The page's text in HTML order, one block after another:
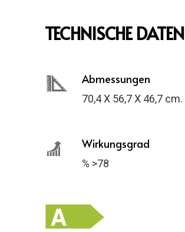
TECHNISCHE DATEN
Abmessungen
70,4 X 56,7 X 46,7 cm.
Wirkungsgrad
% >78